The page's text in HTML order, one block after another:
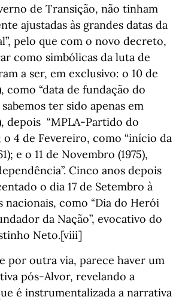
de Transição, não tinham
ajustadas às grandes datas da
pelo que com o novo decreto,
como simbólicas da luta de
a ser, em exclusivo: o 10 de
como “data de fundação do
sabemos ter sido apenas em
depois “MPLA-Partido do
o 4 de Fevereiro, como “início da
e o 11 de Novembro (1975),
Cinco anos depois
o dia 17 de Setembro à
nacionais, como “Dia do Herói
da Nação”, evocativo do
Neto.[viii]
por outra via, parece haver um
pós-Alvor, revelando a
é instrumentalizada a narrativa